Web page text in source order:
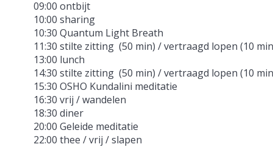
09:00 ontbijt
10:00 sharing
10:30 Quantum Light Breath
11:30 stilte zitting (50 min) / vertraagd lopen (10
13:00 lunch
14:30 stilte zitting (50 min) / vertraagd lopen (10
15:30 OSHO Kundalini meditatie
16:30 vrij / wandelen
18:30 diner
20:00 Geleide meditatie
22:00 thee / vrij / slapen